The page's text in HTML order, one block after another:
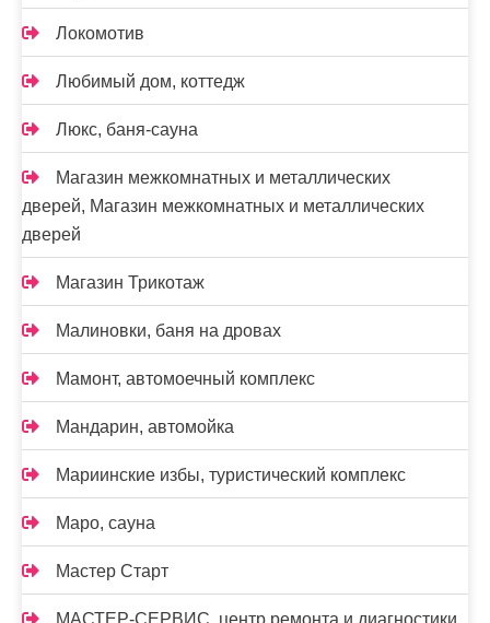
Локомотив
Любимый дом, коттедж
Люкс, баня-сауна
Магазин межкомнатных и металлических
дверей, Магазин межкомнатных и металлических
дверей
Магазин Трикотаж
Малиновки, баня на дровах
Мамонт, автомоечный комплекс
Мандарин, автомойка
Мариинские избы, туристический комплекс
Маро, сауна
Мастер Старт
МАСТЕР-СЕРВИС, центр ремонта и диагностики